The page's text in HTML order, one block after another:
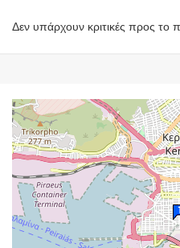
Δεν υπάρχουν κριτικές προς το